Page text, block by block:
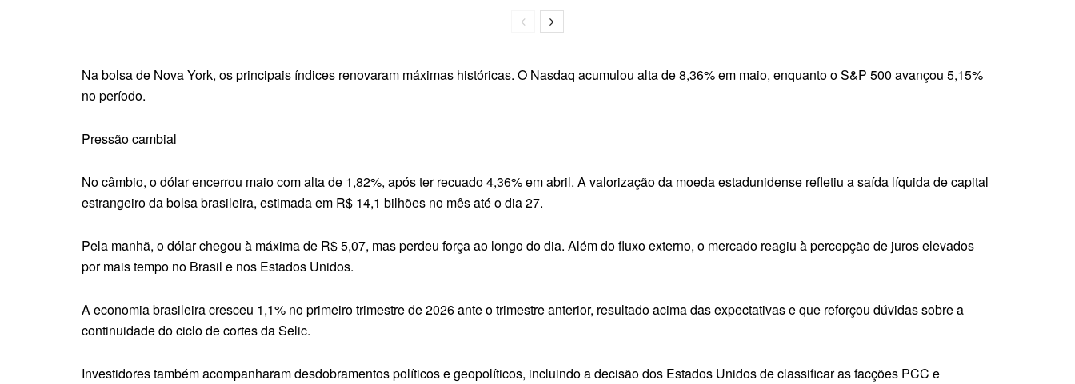
Na bolsa de Nova York, os principais índices renovaram máximas históricas. O Nasdaq acumulou alta de 8,36% em maio, enquanto o S&P 500 avançou 5,15%
no período.
Pressão cambial
No câmbio, o dólar encerrou maio com alta de 1,82%, após ter recuado 4,36% em abril. A valorização da moeda estadunidense refletiu a saída líquida de capital
estrangeiro da bolsa brasileira, estimada em R$ 14,1 bilhões no mês até o dia 27.
Pela manhã, o dólar chegou à máxima de R$ 5,07, mas perdeu força ao longo do dia. Além do fluxo externo, o mercado reagiu à percepção de juros elevados
por mais tempo no Brasil e nos Estados Unidos.
A economia brasileira cresceu 1,1% no primeiro trimestre de 2026 ante o trimestre anterior, resultado acima das expectativas e que reforçou dúvidas sobre a
continuidade do ciclo de cortes da Selic.
Investidores também acompanharam desdobramentos políticos e geopolíticos, incluindo a decisão dos Estados Unidos de classificar as facções PCC e